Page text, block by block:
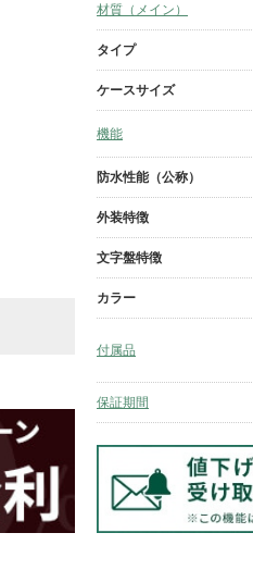
材質（メイン）
タイプ
ケースサイズ
機能
防水性能（公称）
外装特徴
文字盤特徴
カラー
付属品
保証期間